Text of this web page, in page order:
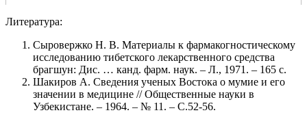
Литература:
Сыровержко Н. В. Материалы к фармакогностическому
исследованию тибетского лекарственного средства
брагшун: Дис. … канд. фарм. наук. – Л., 1971. – 165 с.
Шакиров А. Сведения ученых Востока о мумие и его
значении в медицине // Общественные науки в
Узбекистане. – 1964. – № 11. – С.52-56.